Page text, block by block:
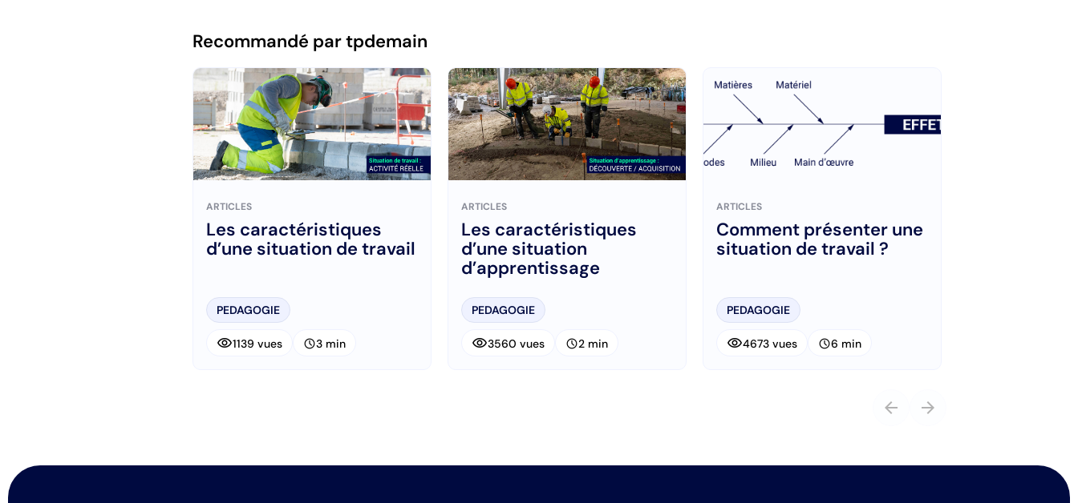
Recommandé par tpdemain
ARTICLES
Les caractéristiques
d’une situation de travail
PEDAGOGIE
visibility1139 vues schedule3 min
ARTICLES
Les caractéristiques
d’une situation
d’apprentissage
PEDAGOGIE
visibility3560 vues schedule2 min
ARTICLES
Comment présenter une
situation de travail ?
PEDAGOGIE
visibility4673 vues schedule6 min
arrow_back arrow_forward